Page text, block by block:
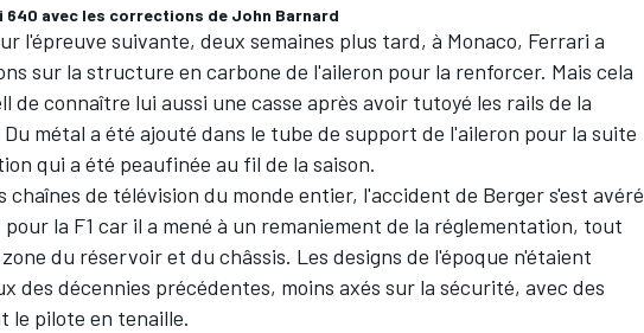
640 avec les corrections de John Barnard
l'épreuve suivante, deux semaines plus tard, à Monaco, Ferrari a
sur la structure en carbone de l'aileron pour la renforcer. Mais cela
de connaître lui aussi une casse après avoir tutoyé les rails de la
métal a été ajouté dans le tube de support de l'aileron pour la suite
qui a été peaufinée au fil de la saison.
de télévision du monde entier, l'accident de Berger s'est avéré
la F1 car il a mené à un remaniement de la réglementation, tout
du réservoir et du châssis. Les designs de l'époque n'étaient
des décennies précédentes, moins axés sur la sécurité, avec des
le pilote en tenaille.